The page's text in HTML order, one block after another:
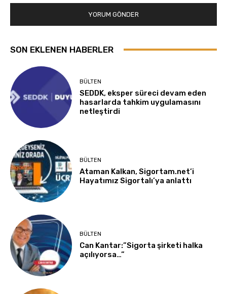
SON EKLENEN HABERLER
BÜLTEN
SEDDK, eksper süreci devam eden
hasarlarda tahkim uygulamasını
netleştirdi
BÜLTEN
Ataman Kalkan, Sigortam.net’i
Hayatımız Sigortalı’ya anlattı
BÜLTEN
Can Kantar:”Sigorta şirketi halka
açılıyorsa…”